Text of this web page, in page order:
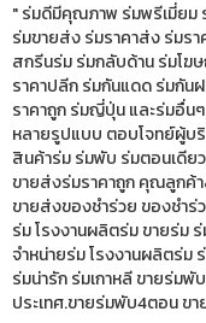
" ร่มดีมีคุณภาพ ร่มพรีเมี่ยม
ร่มขายส่ง ร่มราคาส่ง ร่มร
สกรีนร่ม ร่มกลับด้าน ร่มโฆ
ราคาปลีก ร่มกันแดด ร่มกัน
ราคาถูก ร่มญี่ปุ่น และร่มอื่น
หลายรูปแบบ ตอบโจทย์ผู้บ
สินค้าร่ม ร่มพับ ร่มตอนเดีย
ขายส่งร่มราคาถูก คุณลูกค้า
ขายส่งของชำร่วย ของชำ
ร่ม โรงงานผลิตร่ม ขายร่ม
จำหน่ายร่ม โรงงานผลิตร่ม
ร่มน่ารัก ร่มเกาหลี ขายร่ม
ประเทศ.ขายร่มพับ4ตอน ข